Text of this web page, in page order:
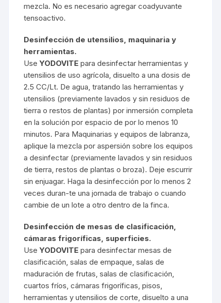
mezcla. No es necesario agregar coadyuvante
tensoactivo.
Desinfección de utensilios, maquinaria y
herramientas.
UseYODOVITE para desinfectar herramientas y
utensilios de uso agrícola, disuelto a una dosis de
2.5 CC/Lt. De agua, tratando las herramientas y
utensilios (previamente lavados y sin residuos de
tierra o restos de plantas) por inmersión completa
en la solución por espacio de por lo menos 10
minutos. Para Maquinarias y equipos de labranza,
aplique la mezcla por aspersión sobre los equipos
a desinfectar (previamente lavados y sin residuos
de tierra, restos de plantas o broza). Deje escurrir
sin enjuagar. Haga la desinfección por lo menos 2
veces duran-te una jornada de trabajo o cuando
cambie de un lote a otro dentro de la finca.
Desinfección de mesas de clasificación,
cámaras frigoríficas, superficies.
UseYODOVITE para desinfectar mesas de
clasificación, salas de empaque, salas de
maduración de frutas, salas de clasificación,
cuartos fríos, cámaras frigoríficas, pisos,
herramientas y utensilios de corte, disuelto a una